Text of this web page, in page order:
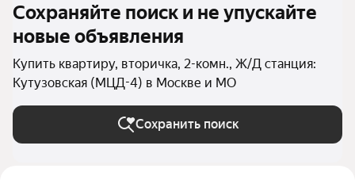
Сохраняйте поиск и не упускайте
новые объявления
Купить квартиру, вторичка, 2-комн., Ж/Д станция:
Кутузовская (МЦД-4) в Москве и МО
Сохранить поиск